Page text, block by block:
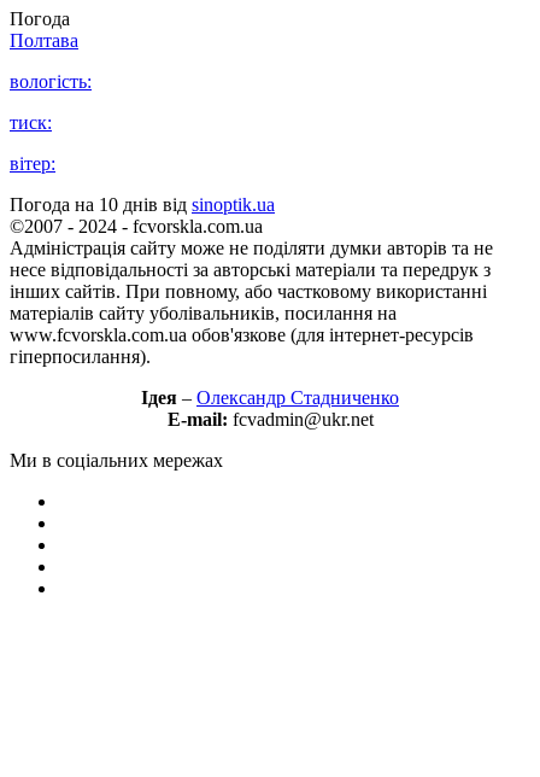
Погода
Полтава
вологість:
тиск:
вітер:
Погода на 10 днів від sinoptik.ua
©2007 - 2024 - fcvorskla.com.ua
Адміністрація сайту може не поділяти думки авторів та не
несе відповідальності за авторські матеріали та передрук з
інших сайтів. При повному, або частковому використанні
матеріалів сайту уболівальників, посилання на
www.fcvorskla.com.ua обов'язкове (для інтернет-ресурсів
гіперпосилання).
Ідея – Олександр Стадниченко
E-mail: fcvadmin@ukr.net
Ми в соціальних мережах